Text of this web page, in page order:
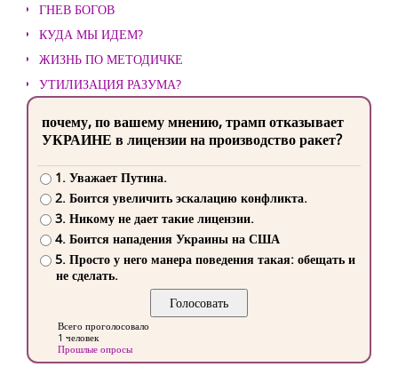
ГНЕВ БОГОВ
КУДА МЫ ИДЕМ?
ЖИЗНЬ ПО МЕТОДИЧКЕ
УТИЛИЗАЦИЯ РАЗУМА?
почему, по вашему мнению, трамп отказывает
УКРАИНЕ в лицензии на производство ракет?
1. Уважает Путина.
2. Боится увеличить эскалацию конфликта.
3. Никому не дает такие лицензии.
4. Боится нападения Украины на США
5. Просто у него манера поведения такая: обещать и
не сделать.
Всего проголосовало
1 человек
Прошлые опросы